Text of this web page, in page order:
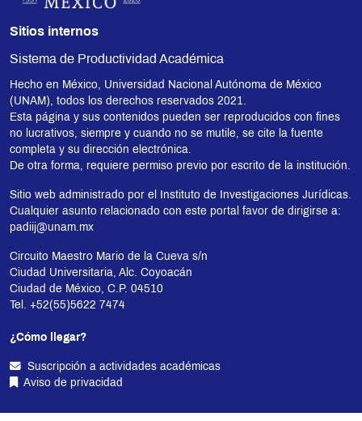
Sitios internos
Sistema de Productividad Académica
Hecho en México, Universidad Nacional Autónoma de México
(UNAM), todos los derechos reservados 2021.
Esta página y sus contenidos pueden ser reproducidos con fines
no lucrativos, siempre y cuando no se mutile, se cite la fuente
completa y su dirección electrónica.
De otra forma, requiere permiso previo por escrito de la institución.
Sitio web administrado por el Instituto de Investigaciones Jurídicas.
Cualquier asunto relacionado con este portal favor de dirigirse a:
padiij@unam.mx
Circuito Maestro Mario de la Cueva s/n
Ciudad Universitaria, Alc. Coyoacán
Ciudad de México, C.P. 04510
Tel. +52(55)5622 7474
¿Cómo llegar?
Suscripción a actividades académicas
Aviso de privacidad